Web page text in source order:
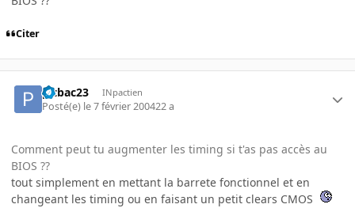
Citer
pitbac23 INpactien
Posté(e) le 7 février 200422 a
Comment peut tu augmenter les timing si t'as pas accès au
BIOS ??
tout simplement en mettant la barrete fonctionnel et en
changeant les timing ou en faisant un petit clears CMOS